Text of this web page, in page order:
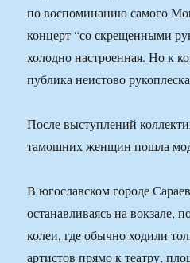
по воспоминанию самого
концерт “со скрещенными
холодно настроенная. Но к
публика неистово
После выступлений
тамошних женщин пошла
В югославском городе
останавливаясь на вокзале,
колеи, где обычно ходили
артистов прямо к театру,